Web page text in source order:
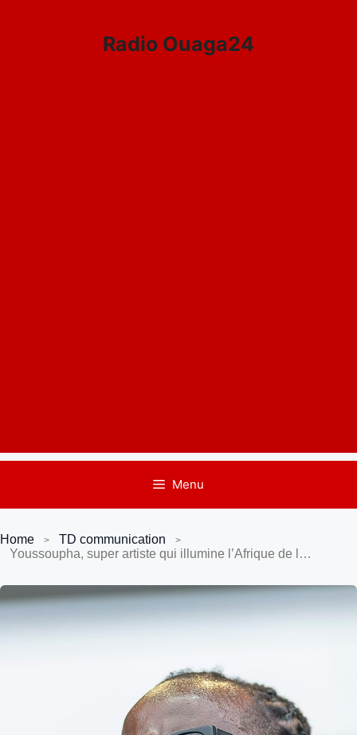
Radio Ouaga24
Menu
Home
TD communication
Youssoupha, super artiste qui illumine l’Afrique de l’Ouest !